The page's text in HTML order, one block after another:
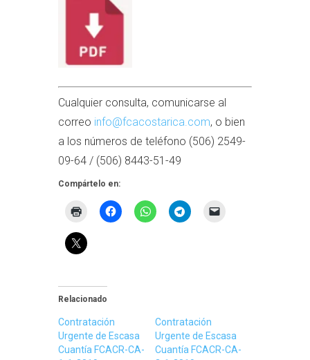
Cualquier consulta, comunicarse al
correo info@fcacostarica.com, o bien
a los números de teléfono (506) 2549-
09-64 / (506) 8443-51-49
Compártelo en:
Relacionado
Contratación
Urgente de Escasa
Cuantía FCACR-CA-
Contratación
Urgente de Escasa
Cuantía FCACR-CA-